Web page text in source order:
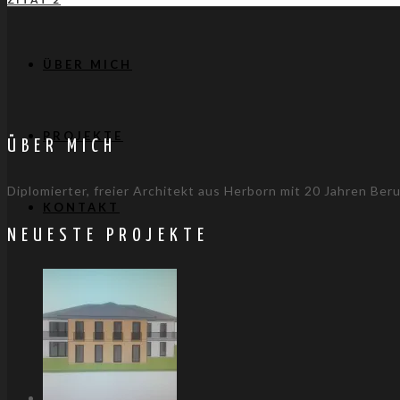
ÜBER MICH
PROJEKTE
KONTAKT
ÜBER MICH
Diplomierter, freier Architekt aus Herborn mit 20 Jahren
NEUESTE PROJEKTE